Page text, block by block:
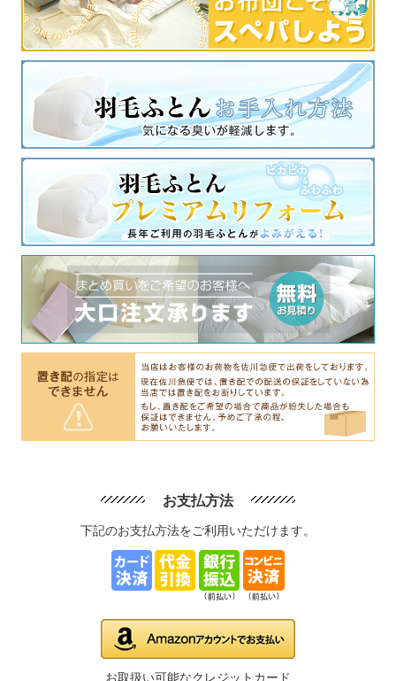
お支払方法
下記のお支払方法をご利用いただけます。
お取扱い可能なクレジットカード